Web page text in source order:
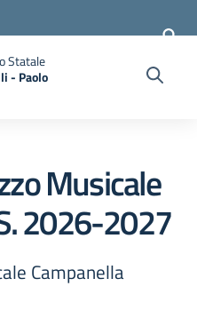
Statale
- Paolo
Musicale
2026-2027
Campanella